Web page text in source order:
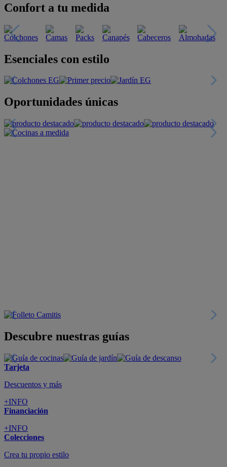
Confort a tu medida
Esenciales con estilo
Oportunidades únicas
Descubre nuestras guías
Tarjeta
Descuentos y más
+INFO
Financiación
+INFO
Colecciones
Crea tu propio estilo